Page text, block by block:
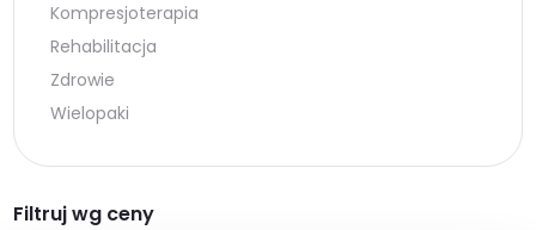
Kompresjoterapia
Rehabilitacja
Zdrowie
Wielopaki
Filtruj wg ceny